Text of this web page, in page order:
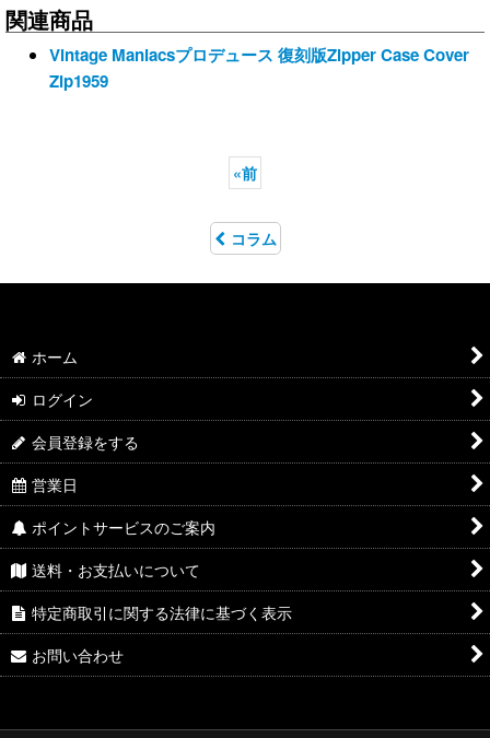
関連商品
Vintage Maniacsプロデュース 復刻版Zipper Case Cover
Zip1959
«前
コラム
ホーム
ログイン
会員登録をする
営業日
ポイントサービスのご案内
送料・お支払いについて
特定商取引に関する法律に基づく表示
お問い合わせ